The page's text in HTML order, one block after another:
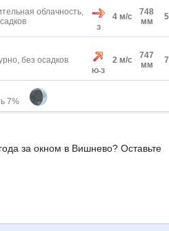
облачность,
З
4 м/с
748
мм
без осадков
Ю-З
2 м/с
747
мм
7%
за окном в Вишнево? Оставьте